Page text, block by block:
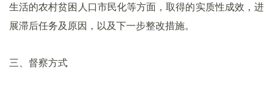
生活的农村贫困人口市民化等方面，取得的实质性成效，进
展滞后任务及原因，以及下一步整改措施。
三、督察方式